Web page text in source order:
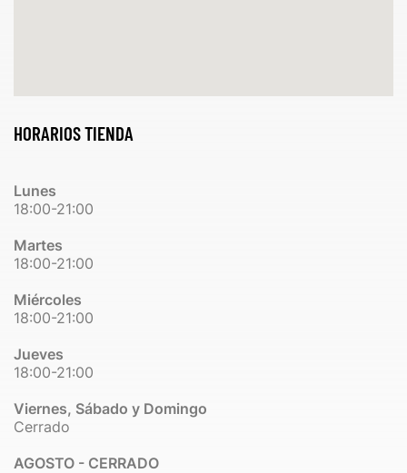
HORARIOS TIENDA
Lunes
18:00-21:00
Martes
18:00-21:00
Miércoles
18:00-21:00
Jueves
18:00-21:00
Viernes, Sábado y Domingo
Cerrado
AGOSTO - CERRADO